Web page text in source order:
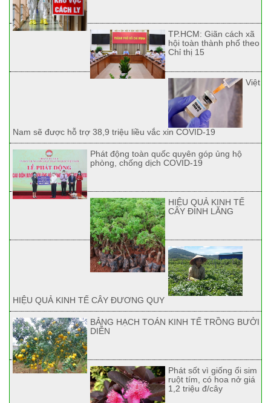
TP.HCM: Giãn cách xã
hội toàn thành phố theo
Chỉ thị 15
Việt
Nam sẽ được hỗ trợ 38,9 triệu liều vắc xin COVID-19
Phát động toàn quốc quyên góp ủng hộ
phòng, chống dịch COVID-19
HIỆU QUẢ KINH TẾ
CÂY ĐINH LĂNG
HIỆU QUẢ KINH TẾ CÂY ĐƯƠNG QUY
BẢNG HẠCH TOÁN KINH TẾ TRỒNG BƯỞI
DIỄN
Phát sốt vì giống ổi sim
ruột tím, có hoa nở giá
1,2 triệu đ/cây